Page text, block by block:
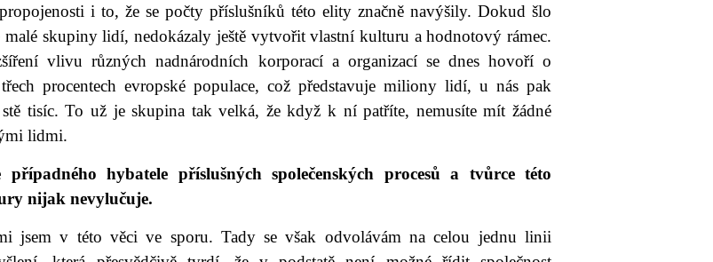
i to, že se počty příslušníků této elity značně navýšily. Dokud šlo
malé skupiny lidí, nedokázaly ještě vytvořit vlastní kulturu a hodnotový rámec.
vlivu různých nadnárodních korporací a organizací se dnes hovoří o
procentech evropské populace, což představuje miliony lidí, u nás pak
tisíc. To už je skupina tak velká, že když k ní patříte, nemusíte mít žádné
lidmi.
případného hybatele příslušných společenských procesů a tvůrce této
nijak nevylučuje.
jsem v této věci ve sporu. Tady se však odvolávám na celou jednu linii